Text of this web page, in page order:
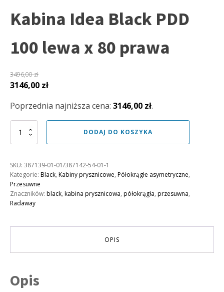
Kabina Idea Black PDD
100 lewa x 80 prawa
3496,00zł
Pierwotna
wynosiła:
3496,00 zł.
3146,00 złAktualna
wynosi:
3146,00 zł.
Poprzednia najniższa cena: 3146,00 zł.
ilość
PDD
100
lewa
x
80
DODAJ DO KOSZYKA
SKU: 387139-01-01/387142-54-01-1
Kategorie: Black, Kabiny prysznicowe, Półokrągłe asymetryczne,
Przesuwne
Znaczników: black, kabina prysznicowa, półokrągła, przesuwna,
Radaway
OPIS
Opis